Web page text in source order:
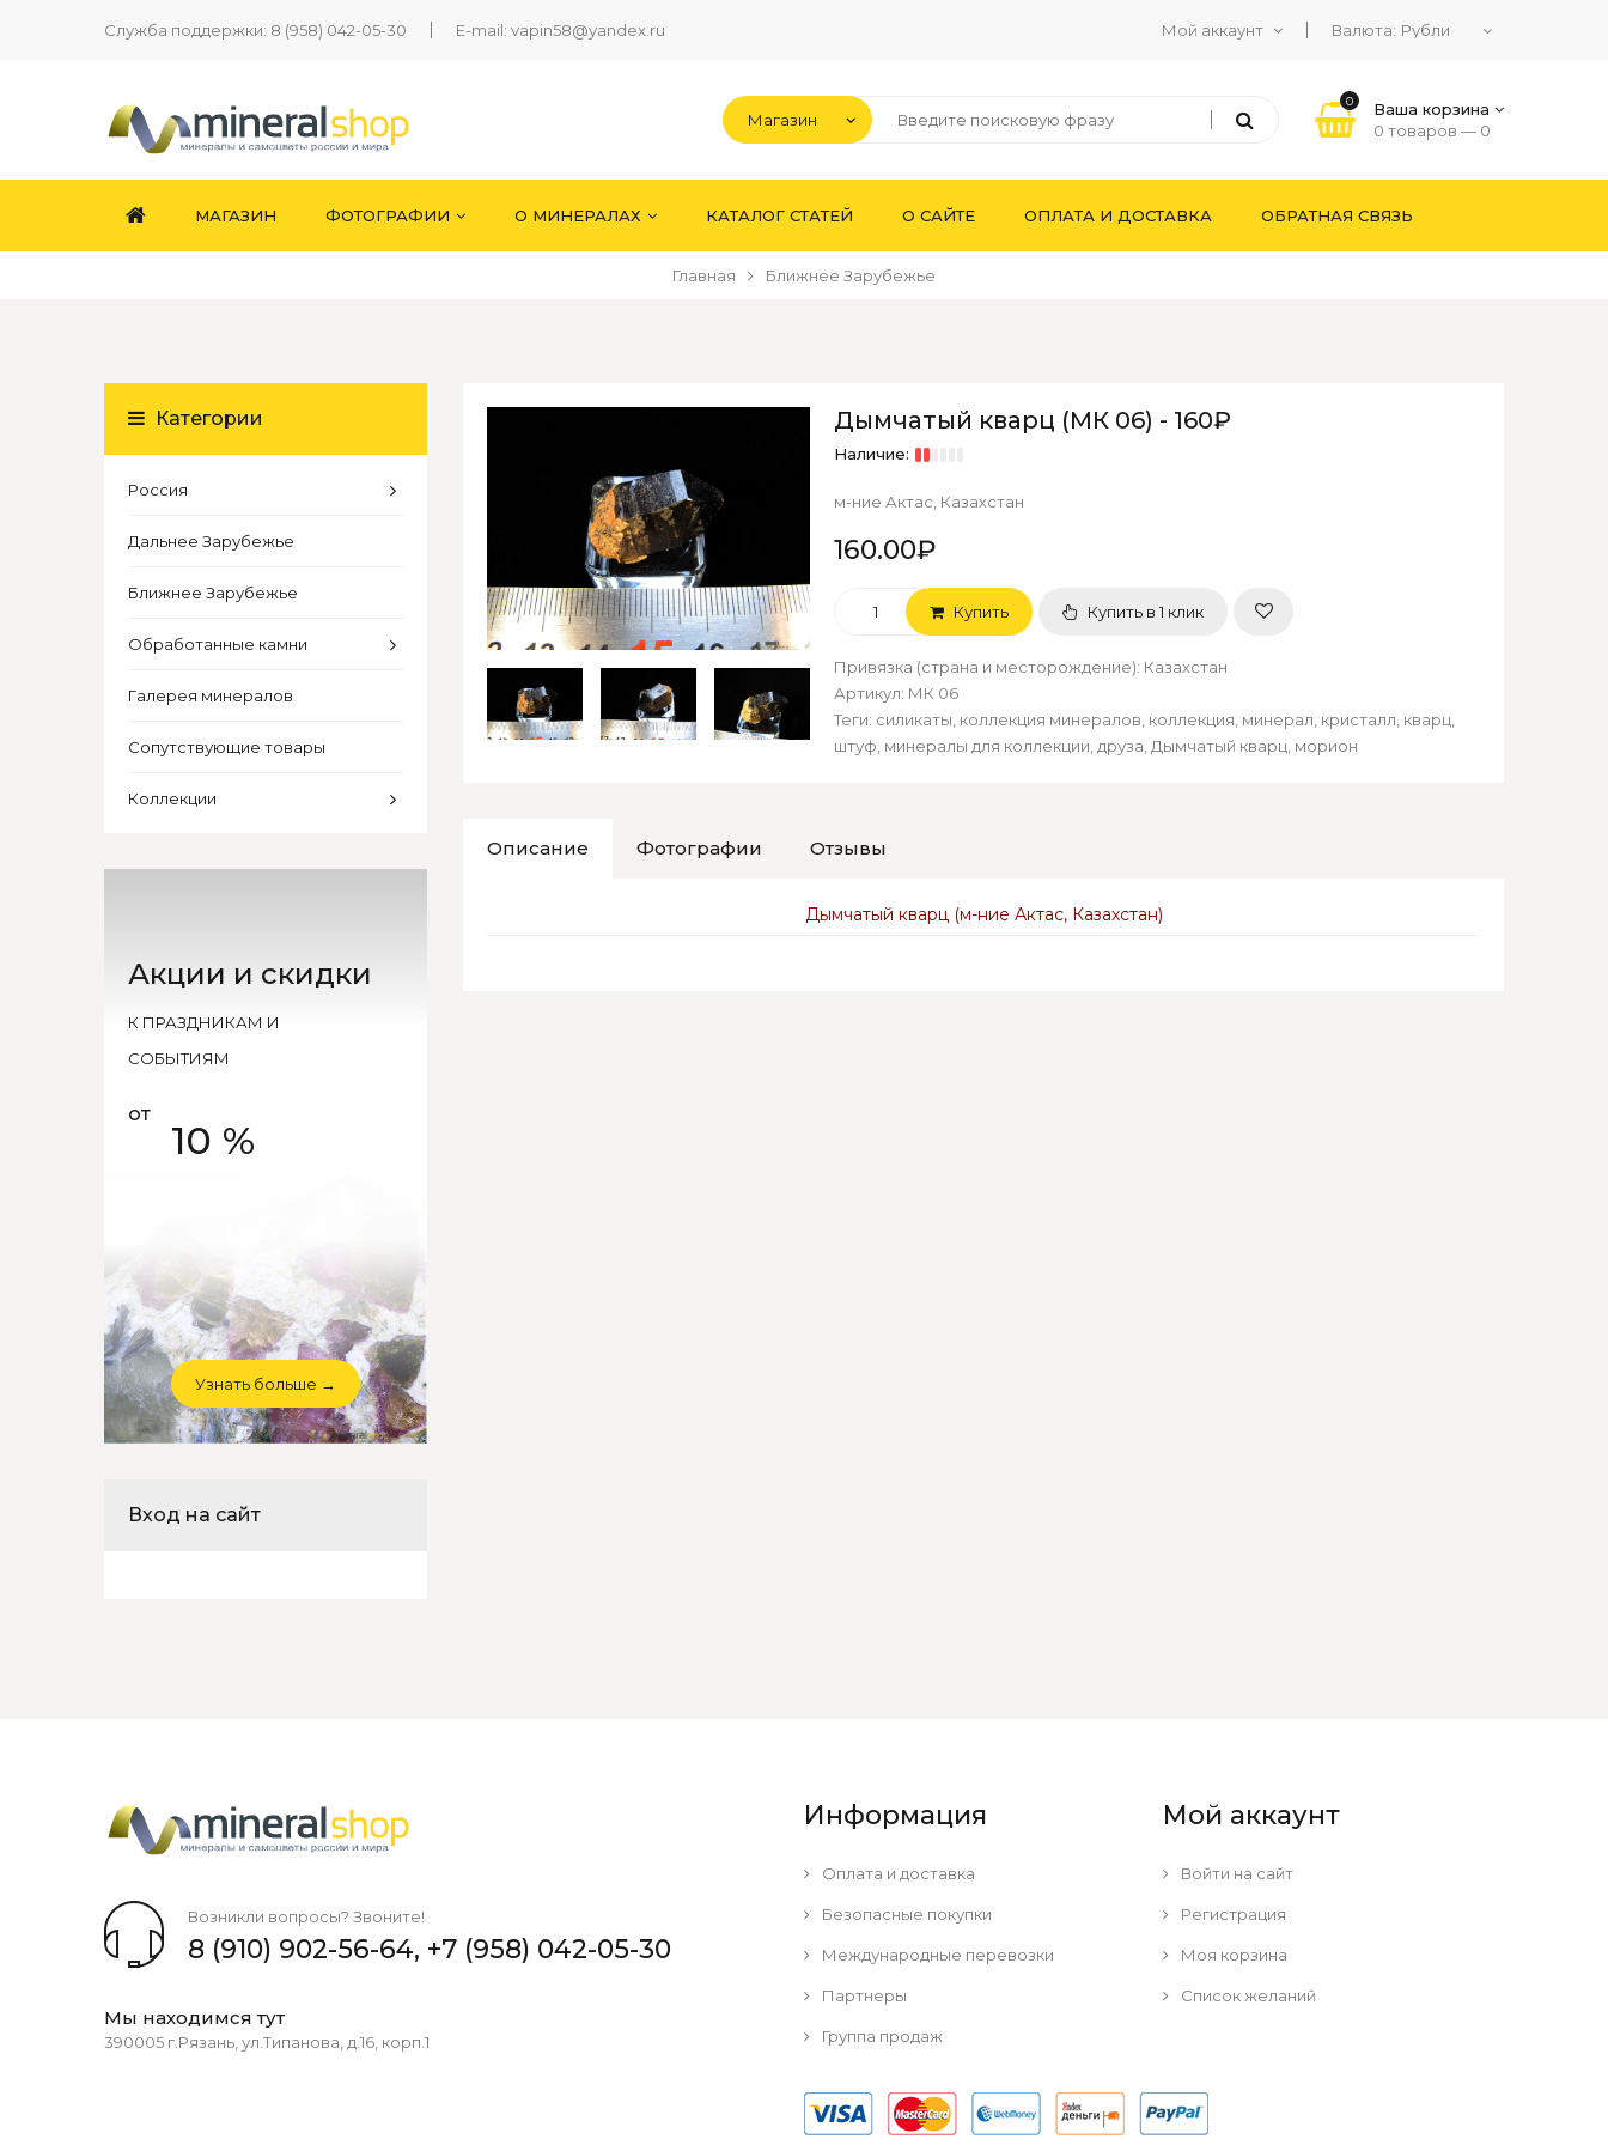
Служба поддержки: 8 (958) 042-05-30 E-mail: vapin58@yandex.ru Мой аккаунт Валюта:
0
Ваша корзина
0 товаров — 0
МАГАЗИН ФОТОГРАФИИ О МИНЕРАЛАХ КАТАЛОГ СТАТЕЙ О САЙТЕ ОПЛАТА И ДОСТАВКА ОБРАТНАЯ СВЯЗЬ
Главная Ближнее Зарубежье
Дымчатый кварц (МК 06) - 160₽
Наличие:
м-ние Актас, Казахстан
160.00₽
Купить Купить в 1 клик
Привязка (страна и месторождение): Казахстан
Артикул: МК 06
Теги: силикаты коллекция минералов коллекция минерал кристалл кварц
штуф минералы для коллекции друза Дымчатый кварц морион
Описание Фотографии Отзывы
Дымчатый кварц (м-ние Актас, Казахстан)
Категории
Россия
Дальнее Зарубежье
Ближнее Зарубежье
Обработанные камни
Галерея минералов
Сопутствующие товары
Коллекции
Акции и скидки
К ПРАЗДНИКАМ И
СОБЫТИЯМ
от
10 %
Узнать больше →
Вход на сайт
Возникли вопросы? Звоните!
8 (910) 902-56-64, +7 (958) 042-05-30
Мы находимся тут
390005 г.Рязань, ул.Типанова, д.16, корп.1
Информация
Оплата и доставка
Безопасные покупки
Международные перевозки
Партнеры
Группа продаж
Мой аккаунт
Войти на сайт
Регистрация
Моя корзина
Список желаний